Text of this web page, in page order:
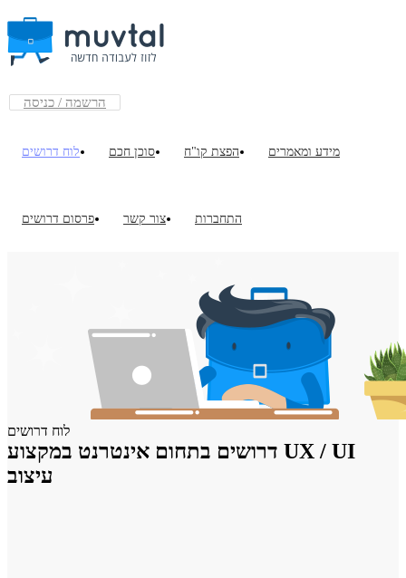
הרשמה / כניסה
לוח דרושים סוכן חכם הפצת קו"ח מידע ומאמרים
פרסום דרושים צור קשר התחברות
לוח דרושים
דרושים בתחום אינטרנט במקצוע UX / UI
עיצוב